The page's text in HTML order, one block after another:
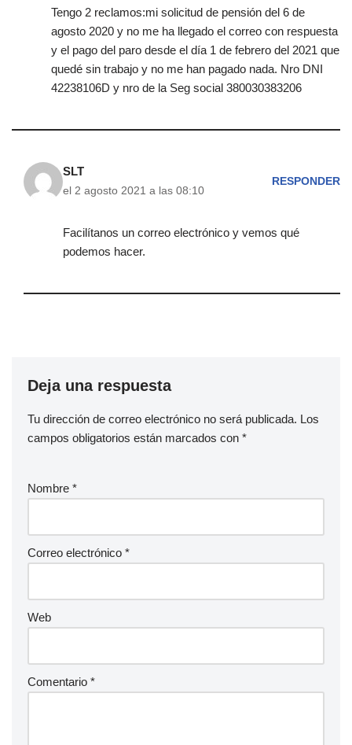
Tengo 2 reclamos:mi solicitud de pensión del 6 de
agosto 2020 y no me ha llegado el correo con respuesta
y el pago del paro desde el día 1 de febrero del 2021 que
quedé sin trabajo y no me han pagado nada. Nro DNI
42238106D y nro de la Seg social 380030383206
SLT
el 2 agosto 2021 a las 08:10
RESPONDER
Facilítanos un correo electrónico y vemos qué
podemos hacer.
Deja una respuesta
Tu dirección de correo electrónico no será publicada. Los
campos obligatorios están marcados con *
Nombre *
Correo electrónico *
Web
Comentario *